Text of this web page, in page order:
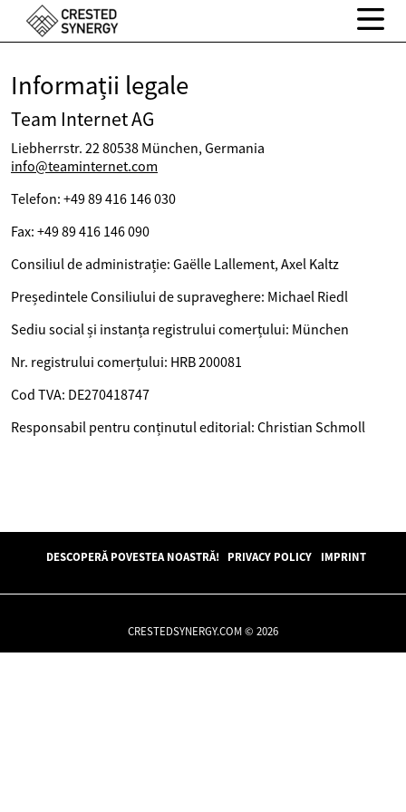
Informații legale
Team Internet AG
Liebherrstr. 22 80538 München, Germania
info@teaminternet.com
Telefon: +49 89 416 146 030
Fax: +49 89 416 146 090
Consiliul de administrație: Gaëlle Lallement, Axel Kaltz
Președintele Consiliului de supraveghere: Michael Riedl
Sediu social și instanța registrului comerțului: München
Nr. registrului comerțului: HRB 200081
Cod TVA: DE270418747
Responsabil pentru conținutul editorial: Christian Schmoll
DESCOPERĂ POVESTEA NOASTRĂ! PRIVACY POLICY IMPRINT
CRESTEDSYNERGY.COM © 2026